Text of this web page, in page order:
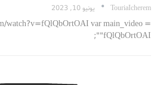
TouriaIcherem يونيو 10, 2023
watch?v=fQlQbOrtOAI var main_video =
"fQlQbOrtOAI";